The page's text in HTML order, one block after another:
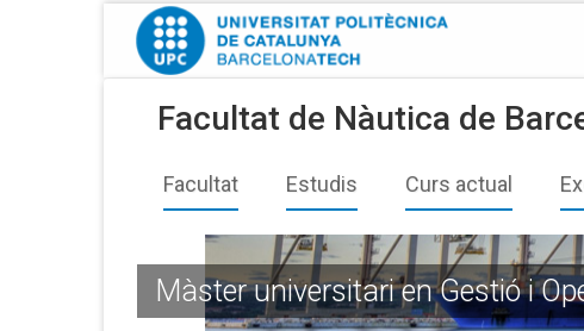
Facultat de Nàutica de
Facultat Estudis Curs actual
Màster universitari en Gestió i